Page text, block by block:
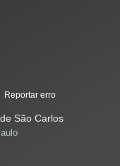
Reportar erro
São Carlos